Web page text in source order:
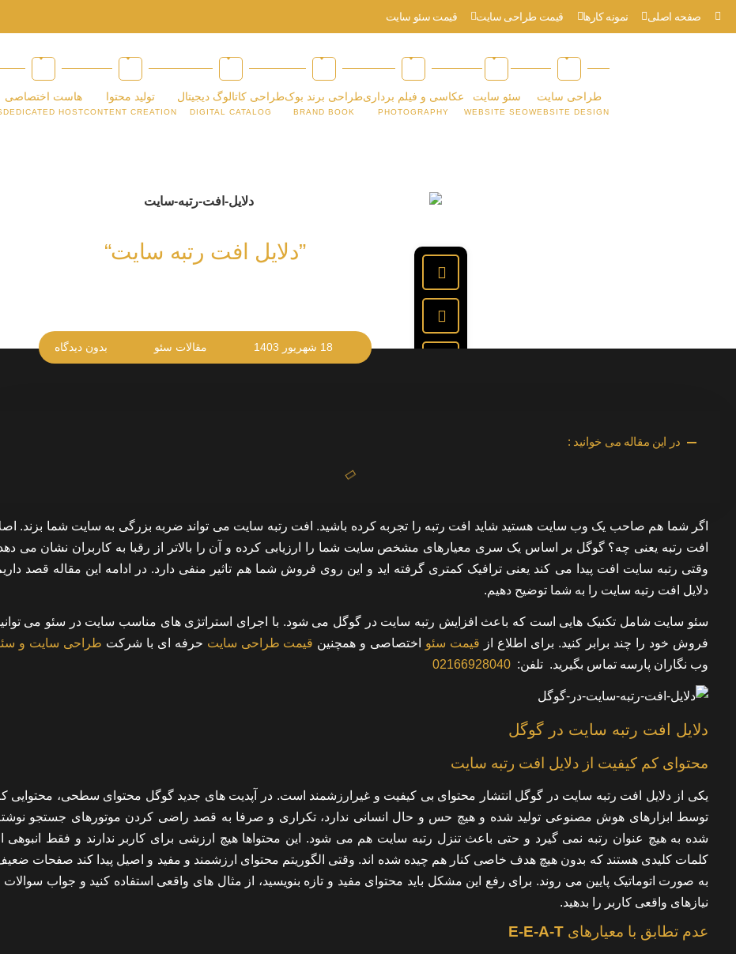
صفحه اصلی نمونه کارها قیمت طراحی سایت قیمت سئو سایت
طراحی سایت
WEBSITE DESIGN
سئو سایت
WEBSITE SEO
عکاسی و فیلم برداری
PHOTOGRAPHY
طراحی برند بوک
BRAND BOOK
طراحی کاتالوگ دیجیتال
DIGITAL CATALOG
تولید محتوا
CONTENT CREATION
هاست اختصاصی
DEDICATED HOST
”دلایل افت رتبه سایت“
18 شهریور 1403 مقالات سئو بدون دیدگاه
در این مقاله می خوانید :
اگر شما هم صاحب یک وب سایت هستید شاید افت رتبه را تجربه کرده باشید. افت رتبه سایت می تواند ضربه بزرگی به سایت شما بزند.
افت رتبه یعنی چه؟ گوگل بر اساس یک سری معیارهای مشخص سایت شما را ارزیابی کرده و آن را بالاتر از رقبا به کاربران نشان می
وقتی رتبه سایت افت پیدا می کند یعنی ترافیک کمتری گرفته اید و این روی فروش شما هم تاثیر منفی دارد. در ادامه این مقاله قصد
دلایل افت رتبه سایت را به شما توضیح دهیم.
سئو سایت شامل تکنیک هایی است که باعث افزایش رتبه سایت در گوگل می شود. با اجرای استراتژی های مناسب سایت در سئو می
فروش خود را چند برابر کنید. برای اطلاع از قیمت سئو اختصاصی و همچنین قیمت طراحی سایت حرفه ای با شرکت طراحی سایت و
وب نگاران پارسه تماس بگیرید. تلفن: 02166928040
دلایل افت رتبه سایت در گوگل
محتوای کم کیفیت از دلایل افت رتبه سایت
یکی از دلایل افت رتبه سایت در گوگل انتشار محتوای بی کیفیت و غیرارزشمند است. در آپدیت های جدید گوگل محتوای سطحی، محتوایی
توسط ابزارهای هوش مصنوعی تولید شده و هیچ حس و حال انسانی ندارد، تکراری و صرفا به قصد راضی کردن موتورهای جستجو
شده به هیچ عنوان رتبه نمی گیرد و حتی باعث تنزل رتبه سایت هم می شود. این محتواها هیچ ارزشی برای کاربر ندارند و فقط انبوهی
کلمات کلیدی هستند که بدون هیچ هدف خاصی کنار هم چیده شده اند. وقتی الگوریتم محتوای ارزشمند و مفید و اصیل پیدا کند صفحات
به صورت اتوماتیک پایین می روند. برای رفع این مشکل باید محتوای مفید و تازه بنویسید، از مثال های واقعی استفاده کنید و جواب سوالات
نیازهای واقعی کاربر را بدهید.
عدم تطابق با معیارهای E-E-A-T